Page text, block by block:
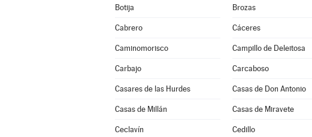
Botija Brozas
Cabrero Cáceres
Caminomorisco Campillo de Deleitosa
Carbajo Carcaboso
Casares de las Hurdes Casas de Don Antonio
Casas de Millán Casas de Miravete
Ceclavín Cedillo